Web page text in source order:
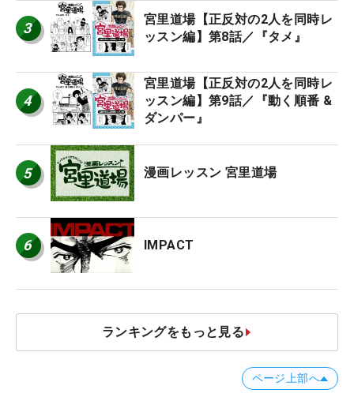
3
宮里道場【正反対の2人を同時レ
ッスン編】第8話／『タメ』
4
宮里道場【正反対の2人を同時レ
ッスン編】第9話／『動く順番 &
ダンパー』
5 漫画レッスン 宮里道場
6 IMPACT
ランキングをもっと見る
ページ上部へ